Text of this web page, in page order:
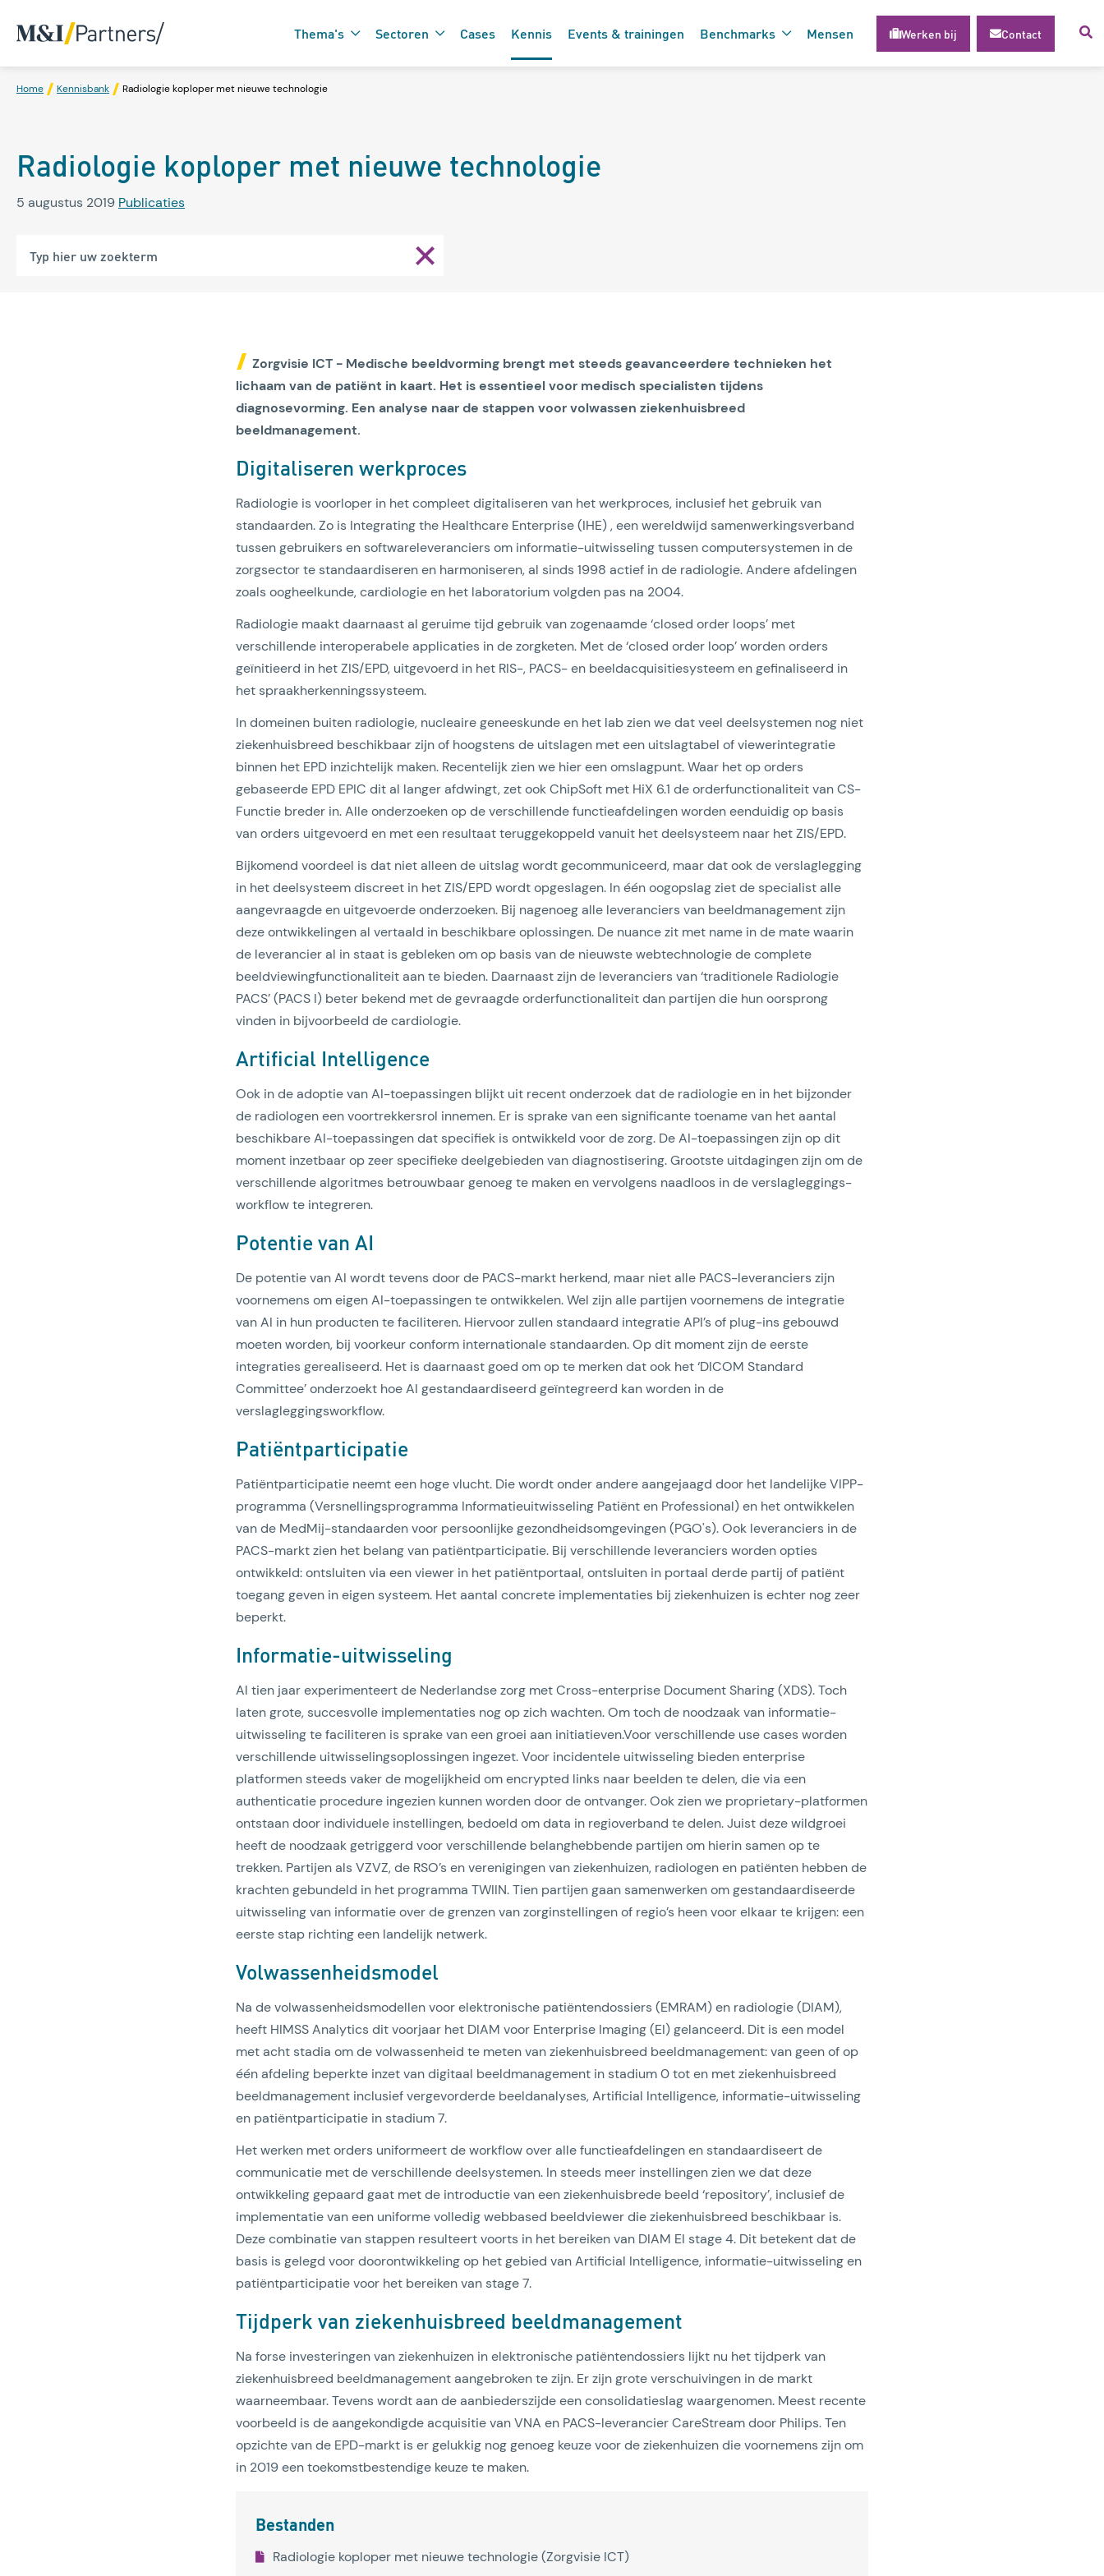
Thema's
Lees artikel
Sectoren Cases Kennis Events & trainingen Benchmarks Mensen Werken bij Contact
Home Kennisbank Radiologie koploper met nieuwe technologie
Radiologie koploper met nieuwe technologie
5 augustus 2019 Publicaties
Zorgvisie ICT - Medische beeldvorming brengt met steeds geavanceerdere technieken het
lichaam van de patiënt in kaart. Het is essentieel voor medisch specialisten tijdens
diagnosevorming. Een analyse naar de stappen voor volwassen ziekenhuisbreed
beeldmanagement.
Digitaliseren werkproces
Radiologie is voorloper in het compleet digitaliseren van het werkproces, inclusief het gebruik van
standaarden. Zo is Integrating the Healthcare Enterprise (IHE) , een wereldwijd samenwerkingsverband
tussen gebruikers en softwareleveranciers om informatie-uitwisseling tussen computersystemen in de
zorgsector te standaardiseren en harmoniseren, al sinds 1998 actief in de radiologie. Andere afdelingen
zoals oogheelkunde, cardiologie en het laboratorium volgden pas na 2004.
Radiologie maakt daarnaast al geruime tijd gebruik van zogenaamde ‘closed order loops’ met
verschillende interoperabele applicaties in de zorgketen. Met de ‘closed order loop’ worden orders
geïnitieerd in het ZIS/EPD, uitgevoerd in het RIS-, PACS- en beeldacquisitiesysteem en gefinaliseerd in
het spraakherkenningssysteem.
In domeinen buiten radiologie, nucleaire geneeskunde en het lab zien we dat veel deelsystemen nog niet
ziekenhuisbreed beschikbaar zijn of hoogstens de uitslagen met een uitslagtabel of viewerintegratie
binnen het EPD inzichtelijk maken. Recentelijk zien we hier een omslagpunt. Waar het op orders
gebaseerde EPD EPIC dit al langer afdwingt, zet ook ChipSoft met HiX 6.1 de orderfunctionaliteit van CS-
Functie breder in. Alle onderzoeken op de verschillende functieafdelingen worden eenduidig op basis
van orders uitgevoerd en met een resultaat teruggekoppeld vanuit het deelsysteem naar het ZIS/EPD.
Bijkomend voordeel is dat niet alleen de uitslag wordt gecommuniceerd, maar dat ook de verslaglegging
in het deelsysteem discreet in het ZIS/EPD wordt opgeslagen. In één oogopslag ziet de specialist alle
aangevraagde en uitgevoerde onderzoeken. Bij nagenoeg alle leveranciers van beeldmanagement zijn
deze ontwikkelingen al vertaald in beschikbare oplossingen. De nuance zit met name in de mate waarin
de leverancier al in staat is gebleken om op basis van de nieuwste webtechnologie de complete
beeldviewingfunctionaliteit aan te bieden. Daarnaast zijn de leveranciers van ‘traditionele Radiologie
PACS’ (PACS I) beter bekend met de gevraagde orderfunctionaliteit dan partijen die hun oorsprong
vinden in bijvoorbeeld de cardiologie.
Artificial Intelligence
Ook in de adoptie van AI-toepassingen blijkt uit recent onderzoek dat de radiologie en in het bijzonder
de radiologen een voortrekkersrol innemen. Er is sprake van een significante toename van het aantal
beschikbare AI-toepassingen dat specifiek is ontwikkeld voor de zorg. De AI-toepassingen zijn op dit
moment inzetbaar op zeer specifieke deelgebieden van diagnostisering. Grootste uitdagingen zijn om de
verschillende algoritmes betrouwbaar genoeg te maken en vervolgens naadloos in de verslagleggings-
workflow te integreren.
Potentie van AI
De potentie van AI wordt tevens door de PACS-markt herkend, maar niet alle PACS-leveranciers zijn
voornemens om eigen AI-toepassingen te ontwikkelen. Wel zijn alle partijen voornemens de integratie
van AI in hun producten te faciliteren. Hiervoor zullen standaard integratie API’s of plug-ins gebouwd
moeten worden, bij voorkeur conform internationale standaarden. Op dit moment zijn de eerste
integraties gerealiseerd. Het is daarnaast goed om op te merken dat ook het ‘DICOM Standard
Committee’ onderzoekt hoe AI gestandaardiseerd geïntegreerd kan worden in de
verslagleggingsworkflow.
Patiëntparticipatie
Patiëntparticipatie neemt een hoge vlucht. Die wordt onder andere aangejaagd door het landelijke VIPP-
programma (Versnellingsprogramma Informatieuitwisseling Patiënt en Professional) en het ontwikkelen
van de MedMij-standaarden voor persoonlijke gezondheidsomgevingen (PGO's). Ook leveranciers in de
PACS-markt zien het belang van patiëntparticipatie. Bij verschillende leveranciers worden opties
ontwikkeld: ontsluiten via een viewer in het patiëntportaal, ontsluiten in portaal derde partij of patiënt
toegang geven in eigen systeem. Het aantal concrete implementaties bij ziekenhuizen is echter nog zeer
beperkt.
Informatie-uitwisseling
Al tien jaar experimenteert de Nederlandse zorg met Cross-enterprise Document Sharing (XDS). Toch
laten grote, succesvolle implementaties nog op zich wachten. Om toch de noodzaak van informatie-
uitwisseling te faciliteren is sprake van een groei aan initiatieven.Voor verschillende use cases worden
verschillende uitwisselingsoplossingen ingezet. Voor incidentele uitwisseling bieden enterprise
platformen steeds vaker de mogelijkheid om encrypted links naar beelden te delen, die via een
authenticatie procedure ingezien kunnen worden door de ontvanger. Ook zien we proprietary-platformen
ontstaan door individuele instellingen, bedoeld om data in regioverband te delen. Juist deze wildgroei
heeft de noodzaak getriggerd voor verschillende belanghebbende partijen om hierin samen op te
trekken. Partijen als VZVZ, de RSO’s en verenigingen van ziekenhuizen, radiologen en patiënten hebben de
krachten gebundeld in het programma TWIIN. Tien partijen gaan samenwerken om gestandaardiseerde
uitwisseling van informatie over de grenzen van zorginstellingen of regio’s heen voor elkaar te krijgen: een
eerste stap richting een landelijk netwerk.
Volwassenheidsmodel
Na de volwassenheidsmodellen voor elektronische patiëntendossiers (EMRAM) en radiologie (DIAM),
heeft HIMSS Analytics dit voorjaar het DIAM voor Enterprise Imaging (EI) gelanceerd. Dit is een model
met acht stadia om de volwassenheid te meten van ziekenhuisbreed beeldmanagement: van geen of op
één afdeling beperkte inzet van digitaal beeldmanagement in stadium 0 tot en met ziekenhuisbreed
beeldmanagement inclusief vergevorderde beeldanalyses, Artificial Intelligence, informatie-uitwisseling
en patiëntparticipatie in stadium 7.
Het werken met orders uniformeert de workflow over alle functieafdelingen en standaardiseert de
communicatie met de verschillende deelsystemen. In steeds meer instellingen zien we dat deze
ontwikkeling gepaard gaat met de introductie van een ziekenhuisbrede beeld ‘repository’, inclusief de
implementatie van een uniforme volledig webbased beeldviewer die ziekenhuisbreed beschikbaar is.
Deze combinatie van stappen resulteert voorts in het bereiken van DIAM EI stage 4. Dit betekent dat de
basis is gelegd voor doorontwikkeling op het gebied van Artificial Intelligence, informatie-uitwisseling en
patiëntparticipatie voor het bereiken van stage 7.
Tijdperk van ziekenhuisbreed beeldmanagement
Na forse investeringen van ziekenhuizen in elektronische patiëntendossiers lijkt nu het tijdperk van
ziekenhuisbreed beeldmanagement aangebroken te zijn. Er zijn grote verschuivingen in de markt
waarneembaar. Tevens wordt aan de aanbiederszijde een consolidatieslag waargenomen. Meest recente
voorbeeld is de aangekondigde acquisitie van VNA en PACS-leverancier CareStream door Philips. Ten
opzichte van de EPD-markt is er gelukkig nog genoeg keuze voor de ziekenhuizen die voornemens zijn om
in 2019 een toekomstbestendige keuze te maken.
Bestanden
Radiologie koploper met nieuwe technologie (Zorgvisie ICT)